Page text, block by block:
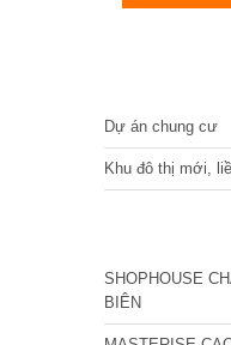
Dự án chung cư
Khu đô thị mới,
SHOPHOUSE
BIÊN